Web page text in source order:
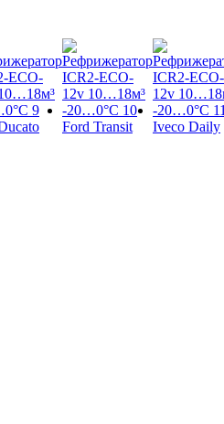
Ford Transit Iveco Daily